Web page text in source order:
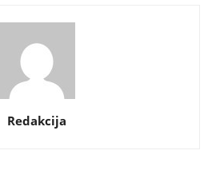
Redakcija